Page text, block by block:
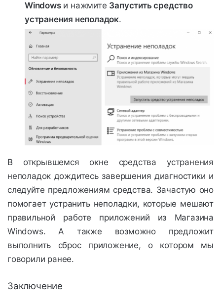
Windowsи нажмите Запустить средство
устранения неполадок.
В открывшемся окне средства устранения
неполадок дождитесь завершения диагностики и
следуйте предложениям средства. Зачастую оно
помогает устранить неполадки, которые мешают
правильной работе приложений из Магазина
Windows. А также возможно предложит
выполнить сброс приложение, о котором мы
говорили ранее.
Заключение